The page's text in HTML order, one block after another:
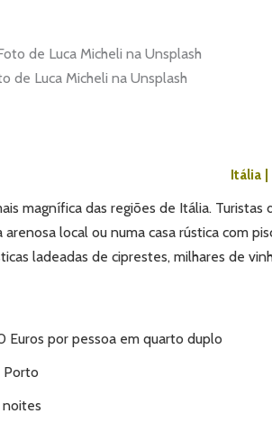
de Luca Micheli na Unsplash
Itália |
magnífica das regiões de Itália.
arenosa local ou numa casa rústica com
ladeadas de ciprestes, milhares de
Euros por pessoa em quarto duplo
Porto
noites